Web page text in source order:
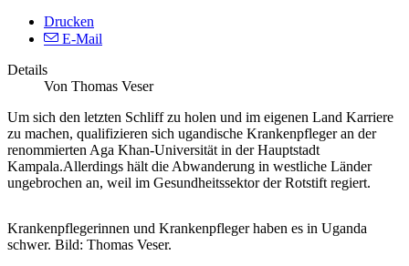
Drucken
E-Mail
Details
Von Thomas Veser
Um sich den letzten Schliff zu holen und im eigenen Land Karriere
zu machen, qualifizieren sich ugandische Krankenpfleger an der
renommierten Aga Khan-Universität in der Hauptstadt
Kampala.Allerdings hält die Abwanderung in westliche Länder
ungebrochen an, weil im Gesundheitssektor der Rotstift regiert.
Krankenpflegerinnen und Krankenpfleger haben es in Uganda
schwer. Bild: Thomas Veser.